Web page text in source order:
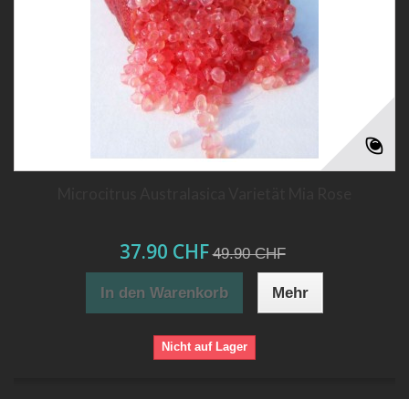
37.90 CHF 49.90 CHF
In den Warenkorb Mehr
Nicht auf Lager